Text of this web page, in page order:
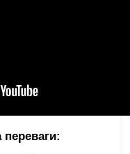
переваги: